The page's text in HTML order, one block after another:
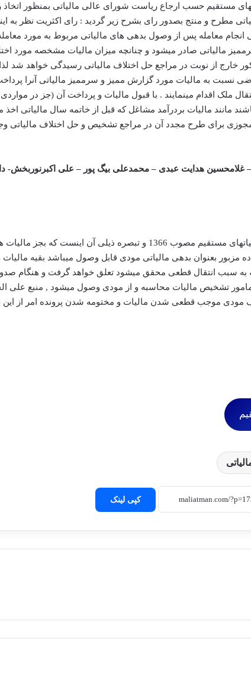
ماده 258قانون مالیاتهای مستقیم حسب ارجاع ریاست شورای عالی مالیاتی بمنظور
مطرح و منتج بصدور رای بشرح زیر گردید : رای اکثریت نظر به
گواهی انجام معامله پس از وصول بدهی های مالیاتی مربوط به مورد
مالیاتی صادر میشود و چنانچه میزان مالیات مشخصه مورد
امر طبق تبصره 1 ماده مذکور خارج از نوبت در مراجع حل اختلاف مالیاتی رسیدگی خواهد شد
نسبت به مالیات مورد گزارش ممیز و سرممیز مالیاتی آنرا
ملک اقدام مینمایند . با قبول مالیات و پرداخت آن (جز در
مانند مالیات بردرآمد مشاغل که قبل از خاتمه سال مالیاتی اخذ
مجوزی برای طرح مجدد آن در مراجع تشخیص و حل اختلاف مالیاتی
هدایت عبدی – محمدعلی بیگ پور – علی اکبرنوربخش-
استنباط از مقررات ماده 187قانون مالیاتهای مستقیم مصوب 1366 و تبصره ذیلی آن اینست که بجز
بعنوان بدهی مالیاتی مودی قابل وصول میباشد بقیه مالیات
به سبب انتقال قطعی محقق میشود تعلق خواهد گرفت و هنگام
موضوع ماده 187 بوسیله مامور تشخیص مالیات محاسبه و از مودی وصول میشود , منبع
مودی موجب قطعی شدن مالیات و مختومه شدن پرونده امر از این
کپی لینک